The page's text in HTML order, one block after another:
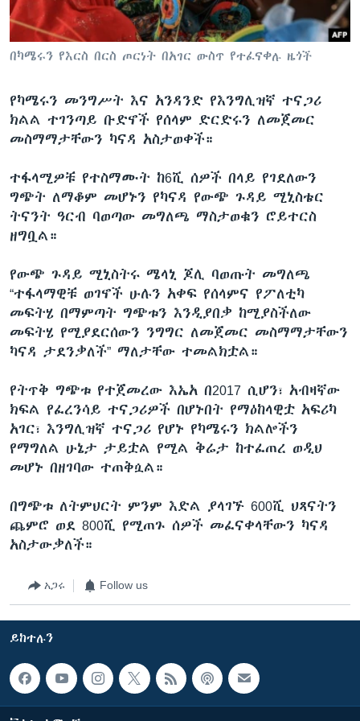
ቋንቋዎች
በካሜሩን የእርስ በርስ ጦርነት በአገር ውስጥ የተፈናቀሉ ዜጎች
የካሜሩን መንግሥት እና አንዳንድ የእንግሊዝኛ ተናጋሪ
ክልል ተገንጣይ ቡድኖች የሰላም ድርድሩን ለመጀመር
መስማማታቸውን ካናዳ አስታወቀች።
ተፋላሚዎቹ የተስማሙት ከ6ሺ ሰዎች በላይ የገደለውን
ግጭት ለማቆም መሆኑን የካናዳ የውጭ ጉዳይ ሚኒስቴር
ትናንት ዓርብ ባወጣው መግለጫ ማስታወቁን ሮይተርስ
ዘግቧል።
የውጭ ጉዳይ ሚኒስትሩ ሜላኒ ጆሊ ባወጡት መግለጫ
“ተፋላማዊቹ ወገኖች ሁሉን አቀፍ የሰላምና የፖለቲካ
መፍትሄ በማምጣት ግጭቱን እንዲያበቃ ከሚያስችለው
መፍትሄ የሚያደርሰውን ንግግር ለመጀመር መስማማታቸውን
ካናዳ ታደንቃለች” ማለታቸው ተመልክቷል።
የትጥቅ ግጭቱ የተጀመረው እኤአ በ2017 ሲሆን፣ አብዛኛው
ክፍል የፈረንሳይ ተናጋሪዎች በሆኑበት የማዕከላዊቷ አፍሪካ
አገር፣ እንግሊዝኛ ተናጋሪ የሆኑ የካሜሩን ክልሎችን
የማግለል ሁኔታ ታይቷል የሚል ቅሬታ ከተፈጠረ ወዲህ
መሆኑ በዘገባው ተጠቅሷል።
በግጭቱ ለትምህርት ምንም እድል ያላገኙ 600ሺ ህጻናትን
ጨምሮ ወደ 800ሺ የሚጠጉ ሰዎች መፈናቀላቸውን ካናዳ
አስታውቃለች።
አጋሩ Follow us
ይከተሉን